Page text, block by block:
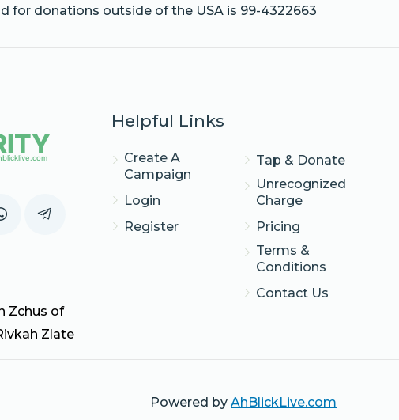
for donations outside of the USA is 99-4322663
Zchus of
Zlate
Helpful Links
Create A
Campaign
Login
Register
Tap & Donate
Unrecognized
Charge
Pricing
Terms &
Conditions
Contact Us
Powered by AhBlickLive.com